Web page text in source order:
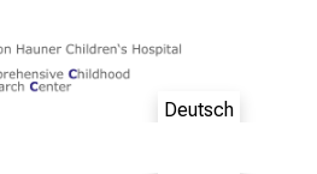
Deutsch